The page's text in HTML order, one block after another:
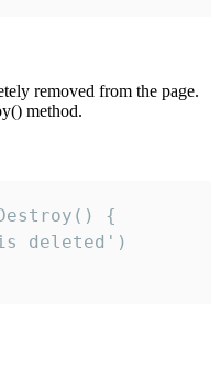
removed from the page.
method.
{
deleted')